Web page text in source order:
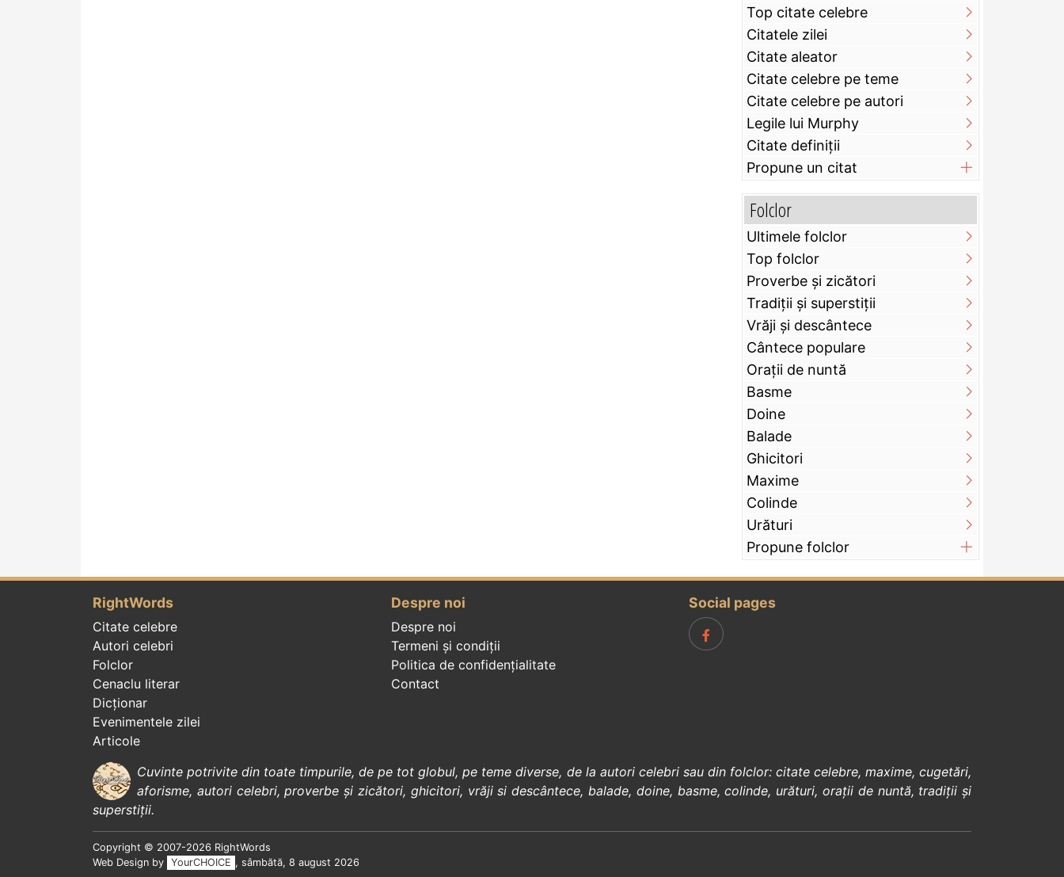
Top citate celebre
Citatele zilei
Citate aleator
Citate celebre pe teme
Citate celebre pe autori
Legile lui Murphy
Citate definiţii
Propune un citat
Folclor
Ultimele folclor
Top folclor
Proverbe și zicători
Tradiții și superstiții
Vrăji și descântece
Cântece populare
Orații de nuntă
Basme
Doine
Balade
Ghicitori
Maxime
Colinde
Urături
Propune folclor
RightWords
Citate celebre
Autori celebri
Folclor
Cenaclu literar
Dicționar
Evenimentele zilei
Articole
Despre noi
Despre noi
Termeni și condiții
Politica de confidenţialitate
Contact
Social pages
Cuvinte potrivite din toate timpurile, de pe tot globul, pe teme diverse, de la autori celebrisau din folclor: citate celebre, maxime,cugetări,
aforisme, autori celebri,proverbe și zicători, ghicitori, vrăji si descântece, balade, doine, basme,colinde, urături, orații de nuntă, tradiții și
superstiții.
Copyright © 2007-2026 RightWords
Web Design by
YourCHOICE , sâmbătă, 8 august 2026